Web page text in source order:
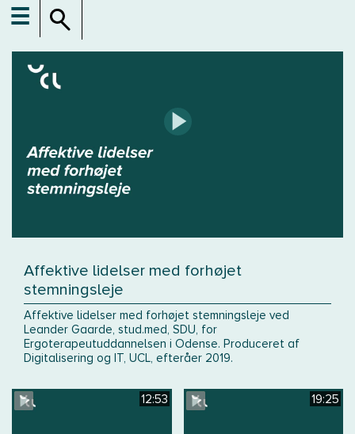
☰
Affektive lidelser med forhøjet
stemningsleje
Affektive lidelser med forhøjet stemningsleje ved
Leander Gaarde, stud.med, SDU, for
Ergoterapeutuddannelsen i Odense. Produceret af
Digitalisering og IT, UCL, efteråer 2019.
12:53 19:25